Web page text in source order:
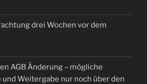
drei Wochen vor dem
AGB Änderung – mögliche
Weitergabe nur noch über den